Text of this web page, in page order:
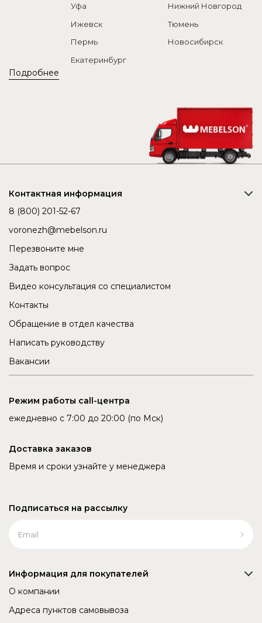
Подробнее
Уфа
Нижний Новгород
Ижевск
Тюмень
Пермь
Новосибирск
Екатеринбург
Контактная информация
8 (800) 201-52-67
voronezh@mebelson.ru
Перезвоните мне
Задать вопрос
Видео консультация со специалистом
Контакты
Обращение в отдел качества
Написать руководству
Вакансии
Режим работы call-центра
ежедневно с 7:00 до 20:00 (по Мск)
Доставка заказов
Время и сроки узнайте у менеджера
Подписаться на рассылку
Информация для покупателей
О компании
Адреса пунктов самовывоза